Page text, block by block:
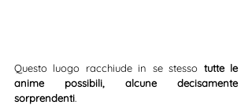
Questo luogo racchiude in se stesso tutte le
anime possibili, alcune decisamente
sorprendenti.